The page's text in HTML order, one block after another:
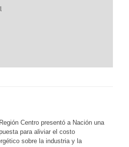
Centro presentó a Nación una
para aliviar el costo
sobre la industria y la